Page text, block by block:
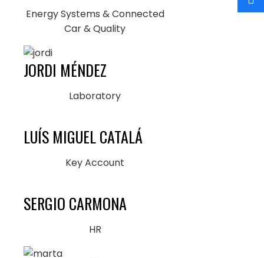
Energy Systems & Connected
Car & Quality
JORDI MÉNDEZ
Laboratory
LUÍS MIGUEL CATALÁ
Key Account
SERGIO CARMONA
HR